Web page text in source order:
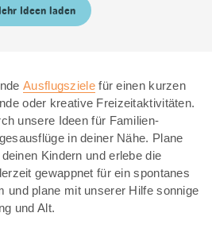
Ideen laden
Ausflugszielefür einen kurzen
oder kreative Freizeitaktivitäten.
unsere Ideen für Familien-
in deiner Nähe. Plane
Kindern und erlebe die
gewappnet für ein spontanes
und plane mit unserer Hilfe sonnige
und Alt.